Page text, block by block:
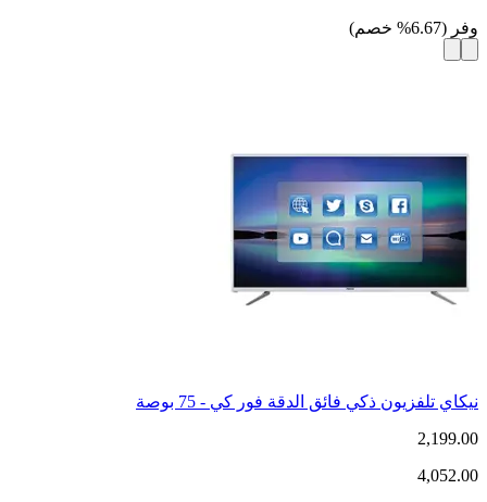
وفر (
6.67
% خصم)
نيكاي تلفزيون ذكي فائق الدقة فور كي - 75 بوصة
2,199.00
4,052.00